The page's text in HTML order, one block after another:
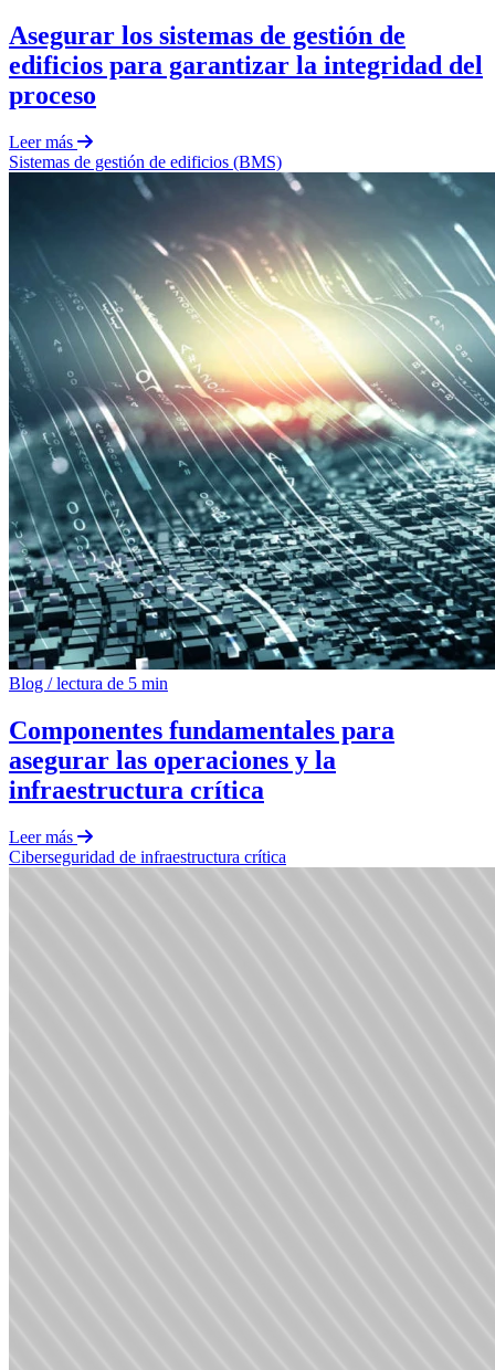
Asegurar los sistemas de gestión de
edificios para garantizar la integridad del
proceso
Leer más
Sistemas de gestión de edificios (BMS)
Blog /lectura de 5 min
Componentes fundamentales para
asegurar las operaciones y la
infraestructura crítica
Leer más
Ciberseguridad de infraestructura crítica